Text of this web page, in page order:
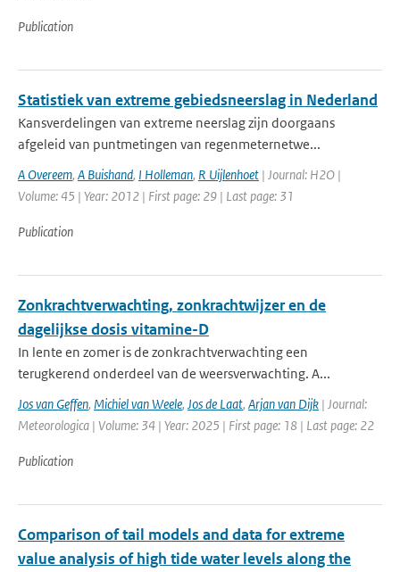
Publication
Statistiek van extreme gebiedsneerslag in Nederland
Kansverdelingen van extreme neerslag zijn doorgaans
afgeleid van puntmetingen van regenmeternetwe...
A Overeem, A Buishand, I Holleman, R Uijlenhoet | Journal: H2O |
Volume: 45 | Year: 2012 | First page: 29 | Last page: 31
Publication
Zonkrachtverwachting, zonkrachtwijzer en de
dagelijkse dosis vitamine-D
In lente en zomer is de zonkrachtverwachting een
terugkerend onderdeel van de weersverwachting. A...
Jos van Geffen, Michiel van Weele, Jos de Laat, Arjan van Dijk | Journal:
Meteorologica | Volume: 34 | Year: 2025 | First page: 18 | Last page: 22
Publication
Comparison of tail models and data for extreme
value analysis of high tide water levels along the